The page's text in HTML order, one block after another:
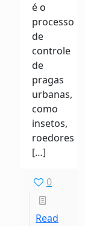
é o
processo
de
controle
de
pragas
urbanas,
como
insetos,
roedores
[…]
0
Read